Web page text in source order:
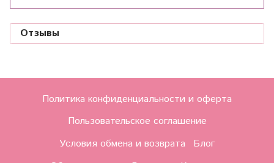
Отзывы
Политика конфиденциальности и оферта
Пользовательское соглашение
Условия обмена и возврата
Блог